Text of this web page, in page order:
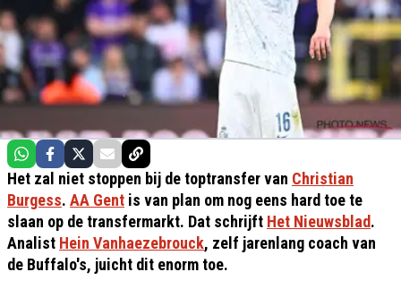
Het zal niet stoppen bij de toptransfer van Christian
Burgess. AA Gent is van plan om nog eens hard toe te
slaan op de transfermarkt. Dat schrijft Het Nieuwsblad.
Analist Hein Vanhaezebrouck, zelf jarenlang coach van
de Buffalo's, juicht dit enorm toe.